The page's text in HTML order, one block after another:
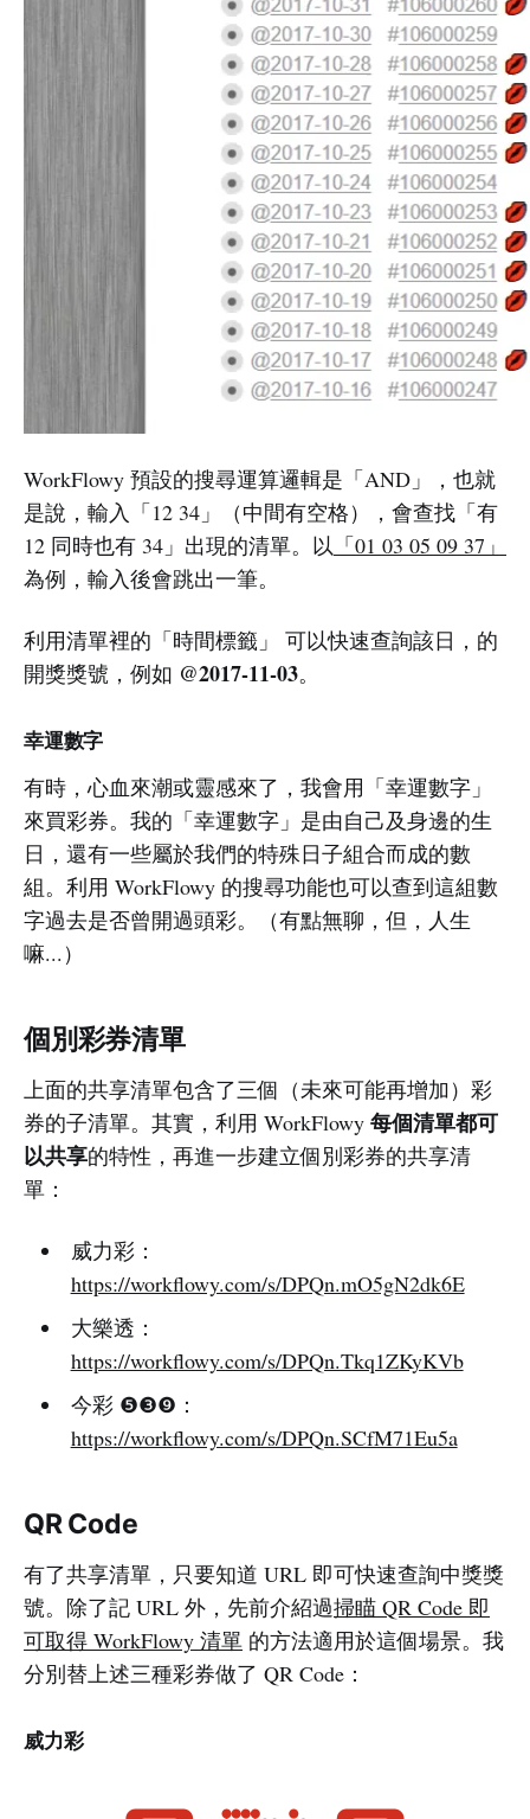
WorkFlowy 預設的搜尋運算邏輯是「AND」，也就
是說，輸入「12 34」（中間有空格），會查找「有
12 同時也有 34」出現的清單。以 「01 03 05 09 37」
為例，輸入後會跳出一筆。
利用清單裡的「時間標籤」 可以快速查詢該日，的
開獎獎號，例如 @2017-11-03。
幸運數字
有時，心血來潮或靈感來了，我會用「幸運數字」
來買彩券。我的「幸運數字」是由自己及身邊的生
日，還有一些屬於我們的特殊日子組合而成的數
組。利用 WorkFlowy 的搜尋功能也可以查到這組數
字過去是否曾開過頭彩。（有點無聊，但，人生
嘛...）
個別彩券清單
上面的共享清單包含了三個（未來可能再增加）彩
券的子清單。其實，利用 WorkFlowy 每個清單都可
以共享的特性，再進一步建立個別彩券的共享清
單：
威力彩：
https://workflowy.com/s/DPQn.mO5gN2dk6E
大樂透：
https://workflowy.com/s/DPQn.Tkq1ZKyKVb
今彩 ❺❸❾：
https://workflowy.com/s/DPQn.SCfM71Eu5a
QR Code
有了共享清單，只要知道 URL 即可快速查詢中獎獎
號。除了記 URL 外，先前介紹過掃瞄 QR Code 即
可取得 WorkFlowy 清單 的方法適用於這個場景。我
分別替上述三種彩券做了 QR Code：
威力彩